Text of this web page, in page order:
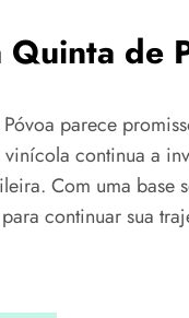
de
parece
continua a
Com uma
continuar sua